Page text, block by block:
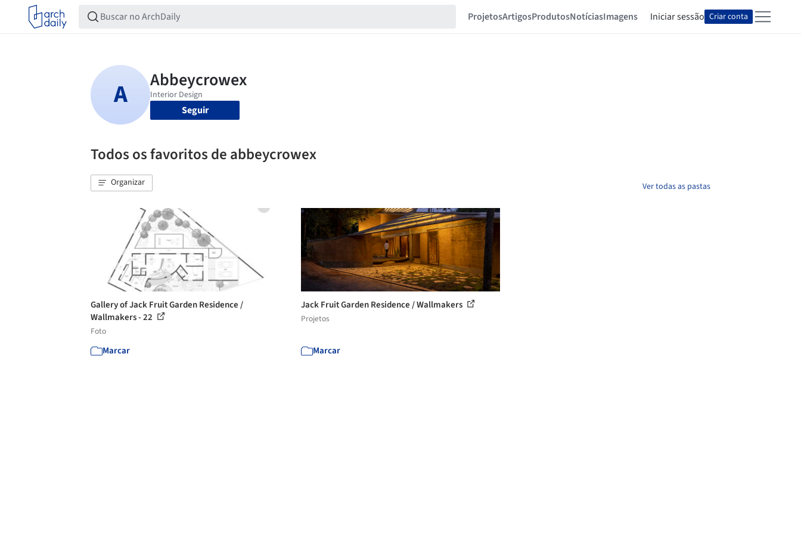
ProjetosArtigosProdutosNotíciasImagens Iniciar sessão Criar conta
Seguir
Todos os favoritos de abbeycrowex
Organizar Ver todas as pastas
Gallery of Jack Fruit Garden Residence /
Wallmakers - 22
Foto
Marcar
Jack Fruit Garden Residence / Wallmakers
Projetos
Marcar